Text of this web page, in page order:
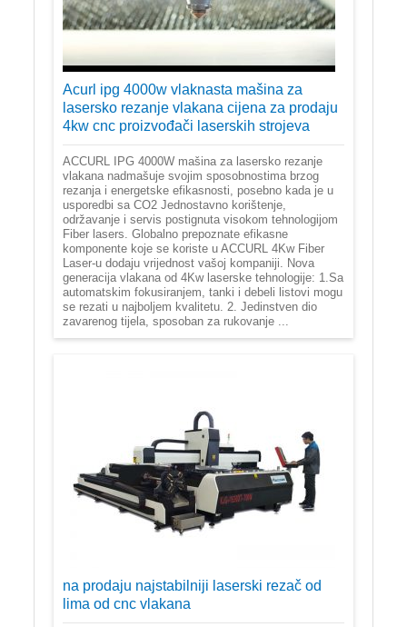
Acurl ipg 4000w vlaknasta mašina za
lasersko rezanje vlakana cijena za prodaju
4kw cnc proizvođači laserskih strojeva
ACCURL IPG 4000W mašina za lasersko rezanje
vlakana nadmašuje svojim sposobnostima brzog
rezanja i energetske efikasnosti, posebno kada je u
usporedbi sa CO2 Jednostavno korištenje,
održavanje i servis postignuta visokom tehnologijom
Fiber lasers. Globalno prepoznate efikasne
komponente koje se koriste u ACCURL 4Kw Fiber
Laser-u dodaju vrijednost vašoj kompaniji. Nova
generacija vlakana od 4Kw laserske tehnologije: 1.Sa
automatskim fokusiranjem, tanki i debeli listovi mogu
se rezati u najboljem kvalitetu. 2. Jedinstven dio
zavarenog tijela, sposoban za rukovanje ...
na prodaju najstabilniji laserski rezač od
lima od cnc vlakana